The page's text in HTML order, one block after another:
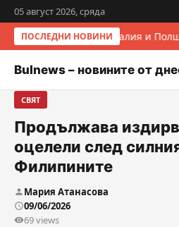
05 август 2026, сряда
ПОСЛЕДНИ НОВИНИИталия и
Bulnews – новините от
СВЯТ
Продължава
оцелели след
Филипините
Мария Атанасова
09/06/2026
69 views